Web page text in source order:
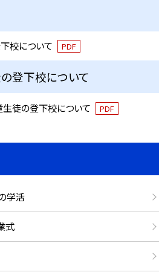
校について PDF
登下校について
徒の登下校について PDF
学活
式